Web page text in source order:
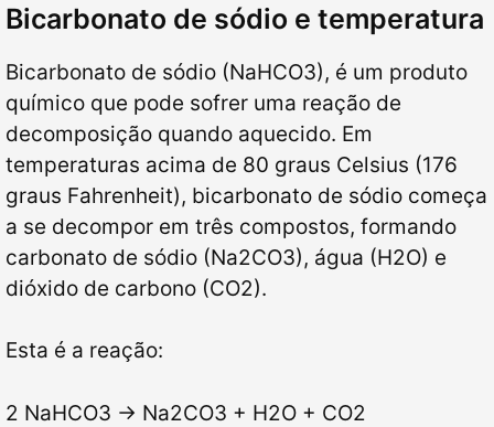
Bicarbonato de sódio e temperatura
Bicarbonato de sódio (NaHCO3), é um produto
químico que pode sofrer uma reação de
decomposição quando aquecido. Em
temperaturas acima de 80 graus Celsius (176
graus Fahrenheit), bicarbonato de sódio começa
a se decompor em três compostos, formando
carbonato de sódio (Na2CO3), água (H2O) e
dióxido de carbono (CO2).
Esta é a reação:
2 NaHCO3 → Na2CO3 + H2O + CO2